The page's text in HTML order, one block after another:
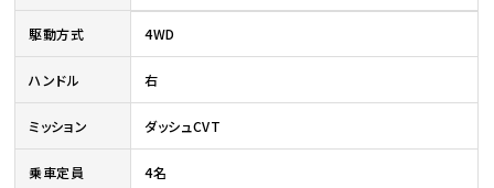
駆動方式 4WD
ハンドル 右
ミッション ダッシュCVT
乗車定員 4名